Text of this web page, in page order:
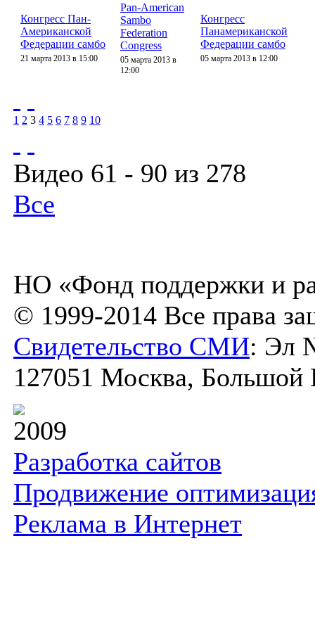
Конгресс Пан-
Американской
Федерации самбо
21 марта 2013 в 15:00
Pan-American
Sambo
Federation
Congress
05 марта 2013 в
12:00
Конгресс
Панамериканской
Федерации самбо
05 марта 2013 в 12:00
1 2 3 4 5 6 7 8 9 10
Видео 61 - 90 из 278
Все
НО «Фонд поддержки и
© 1999-2014 Все права
Свидетельство СМИ: Эл
127051 Москва, Большой
2009
Разработка сайтов
Продвижение
Реклама в Интернет